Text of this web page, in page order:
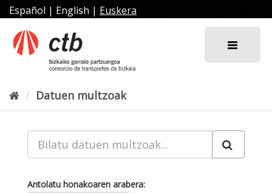
Joan
edukira
Español | English | Euskera
Datuen multzoak
Antolatu honakoaren arabera